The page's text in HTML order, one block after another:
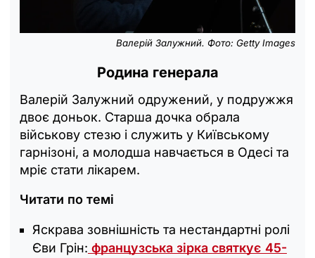
Валерій Залужний. Фото: Getty Images
Родина генерала
Валерій Залужний одружений, у подружжя
двоє доньок. Старша дочка обрала
військову стезю і служить у Київському
гарнізоні, а молодша навчається в Одесі та
мріє стати лікарем.
Читати по темі
Яскрава зовнішність та нестандартні ролі
Єви Грін: французська зірка святкує 45-